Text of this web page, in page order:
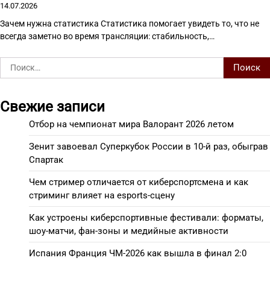
14.07.2026
Зачем нужна статистика Статистика помогает увидеть то, что не
всегда заметно во время трансляции: стабильность,…
Найти:
Свежие записи
Отбор на чемпионат мира Валорант 2026 летом
Зенит завоевал Суперкубок России в 10-й раз, обыграв
Спартак
Чем стример отличается от киберспортсмена и как
стриминг влияет на esports-сцену
Как устроены киберспортивные фестивали: форматы,
шоу-матчи, фан-зоны и медийные активности
Испания Франция ЧМ-2026 как вышла в финал 2:0